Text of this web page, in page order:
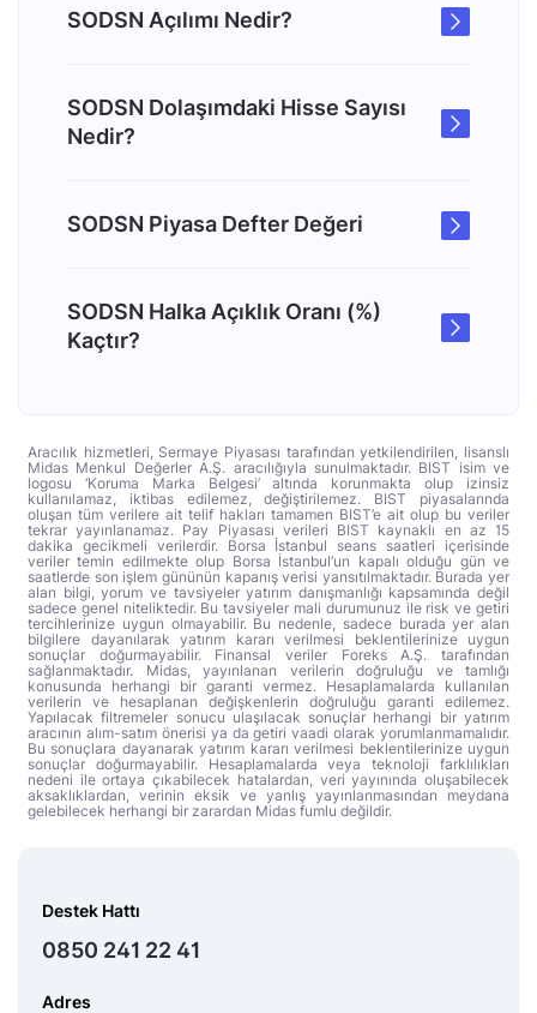
SODSN Açılımı Nedir?
SODSN Dolaşımdaki Hisse Sayısı
Nedir?
SODSN Piyasa Defter Değeri
SODSN Halka Açıklık Oranı (%)
Kaçtır?
Aracılık hizmetleri, Sermaye Piyasası tarafından yetkilendirilen, lisanslı
Midas Menkul Değerler A.Ş. aracılığıyla sunulmaktadır. BIST isim ve
logosu ‘Koruma Marka Belgesi’ altında korunmakta olup izinsiz
kullanılamaz, iktibas edilemez, değiştirilemez. BIST piyasalarında
oluşan tüm verilere ait telif hakları tamamen BIST’e ait olup bu veriler
tekrar yayınlanamaz. Pay Piyasası verileri BIST kaynaklı en az 15
dakika gecikmeli verilerdir. Borsa İstanbul seans saatleri içerisinde
veriler temin edilmekte olup Borsa İstanbul’un kapalı olduğu gün ve
saatlerde son işlem gününün kapanış verisi yansıtılmaktadır. Burada yer
alan bilgi, yorum ve tavsiyeler yatırım danışmanlığı kapsamında değil
sadece genel niteliktedir. Bu tavsiyeler mali durumunuz ile risk ve getiri
tercihlerinize uygun olmayabilir. Bu nedenle, sadece burada yer alan
bilgilere dayanılarak yatırım kararı verilmesi beklentilerinize uygun
sonuçlar doğurmayabilir. Finansal veriler Foreks A.Ş. tarafından
sağlanmaktadır. Midas, yayınlanan verilerin doğruluğu ve tamlığı
konusunda herhangi bir garanti vermez. Hesaplamalarda kullanılan
verilerin ve hesaplanan değişkenlerin doğruluğu garanti edilemez.
Yapılacak filtremeler sonucu ulaşılacak sonuçlar herhangi bir yatırım
aracının alım-satım önerisi ya da getiri vaadi olarak yorumlanmamalıdır.
Bu sonuçlara dayanarak yatırım kararı verilmesi beklentilerinize uygun
sonuçlar doğurmayabilir. Hesaplamalarda veya teknoloji farklılıkları
nedeni ile ortaya çıkabilecek hatalardan, veri yayınında oluşabilecek
aksaklıklardan, verinin eksik ve yanlış yayınlanmasından meydana
gelebilecek herhangi bir zarardan Midas fumlu değildir.
Destek Hattı
0850 241 22 41
Adres